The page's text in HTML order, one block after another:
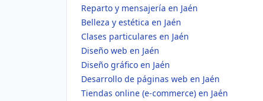
Reparto y mensajería en Jaén
Belleza y estética en Jaén
Clases particulares en Jaén
Diseño web en Jaén
Diseño gráfico en Jaén
Desarrollo de páginas web en Jaén
Tiendas online (e-commerce) en Jaén